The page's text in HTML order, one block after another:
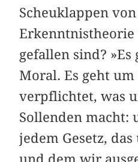
Scheuklappen von
gefallen sind?
Moral. Es geht um
verpflichtet, was
Sollenden macht:
jedem Gesetz,